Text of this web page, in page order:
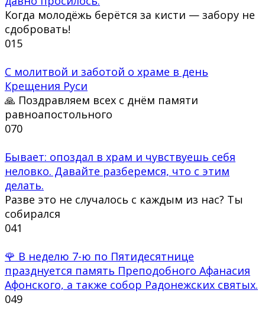
Когда молодёжь берётся за кисти — забору не
сдобровать!
015
С молитвой и заботой о храме в день
Крещения Руси
🙏 Поздравляем всех с днём памяти
равноапостольного
070
Бывает: опоздал в храм и чувствуешь себя
неловко. Давайте разберемся, что с этим
делать.
Разве это не случалось с каждым из нас? Ты
собирался
041
🌹 В неделю 7-ю по Пятидесятнице
празднуется память Преподобного Афанасия
Афонского, а также собор Радонежских святых.
049